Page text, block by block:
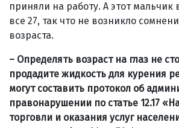
приняли на работу. А этот мальчик
все 27, так что не возникло
возраста.
– Определять возраст на глаз не
продадите жидкость для курения
могут составить протокол об
правонарушении по статье 12.17
торговли и оказания услуг